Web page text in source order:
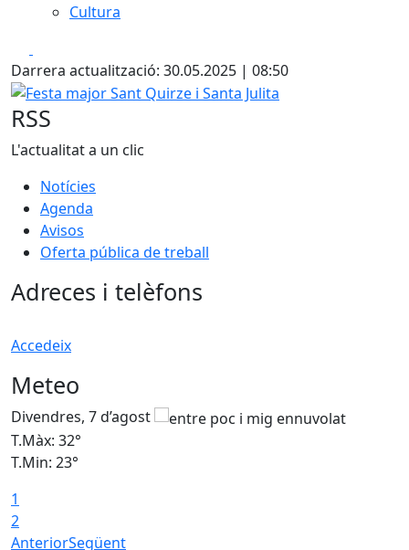
Cultura
Darrera actualització: 30.05.2025 | 08:50
Festa major Sant Quirze i Santa Julita
RSS
L'actualitat a un clic
Notícies
Agenda
Avisos
Oferta pública de treball
Adreces i telèfons
Accedeix
Meteo
Divendres, 7 d’agost
T.Màx: 32°
T.Min: 23°
1
2
AnteriorSegüent